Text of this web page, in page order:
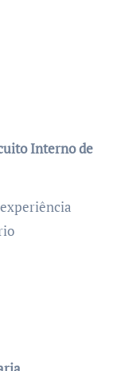
Interno de